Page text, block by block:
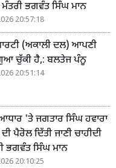
ਭਗਵੰਤ ਸਿੰਘ ਮਾਨ
20:57:18
(ਅਕਾਲੀ ਦਲ) ਆਪਣੀ
ਗੁਆ ਚੁੱਕੀ ਹੈ,: ਬਲਤੇਜ ਪੰਨੂ
20:51:14
'ਤੇ ਜਗਤਾਰ ਸਿੰਘ ਹਵਾਰਾ
ਪੈਰੋਲ ਦਿੱਤੀ ਜਾਣੀ ਚਾਹੀਦੀ
ਭਗਵੰਤ ਸਿੰਘ ਮਾਨ
20:10:25